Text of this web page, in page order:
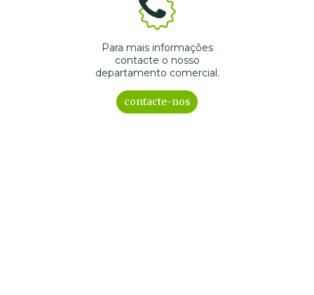
Para mais informações
contacte o nosso
departamento comercial.
contacte-nos